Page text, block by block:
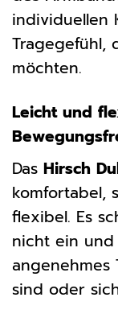
individuellen
Tragegefühl,
möchten.
Leicht und
Das Hirsch
komfortabel,
flexibel. Es
nicht ein
sind oder